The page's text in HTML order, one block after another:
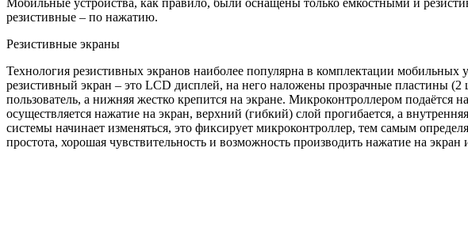
резистивные – по нажатию.
Резистивные экраны
Технология резистивных экранов наиболее популярна в комплектации
резистивный экран – это LCD дисплей, на него наложены прозрачные пластины (2
пользователь, а нижняя жестко крепится на экране. Микроконтроллером подаётся
осуществляется нажатие на экран, верхний (гибкий) слой прогибается, а
системы начинает изменяться, это фиксирует микроконтроллер, тем самым
простота, хорошая чувствительность и возможность производить нажатие на